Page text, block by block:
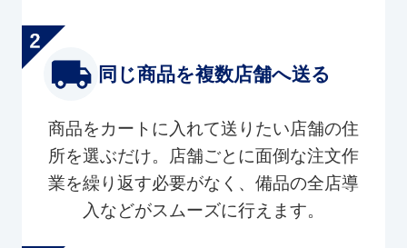
同じ商品を複数店舗へ送る
商品をカートに入れて送りたい店舗の住
所を選ぶだけ。店舗ごとに面倒な注文作
業を繰り返す必要がなく、備品の全店導
入などがスムーズに行えます。